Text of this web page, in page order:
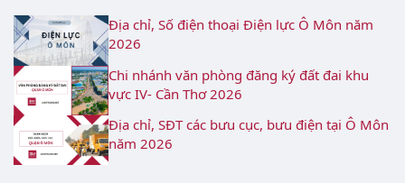
Địa chỉ, Số điện thoại Điện lực Ô Môn năm
2026
Chi nhánh văn phòng đăng ký đất đai khu
vực IV- Cần Thơ 2026
Địa chỉ, SĐT các bưu cục, bưu điện tại Ô Môn
năm 2026